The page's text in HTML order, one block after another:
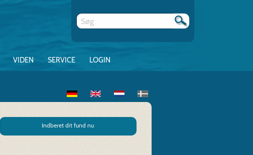
VIDEN SERVICE LOGIN
Indberet dit fund nu